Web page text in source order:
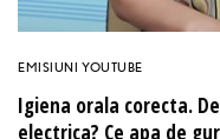
EMISIUNI YOUTUBE
Igiena orala corecta.
electrica? Ce apa de